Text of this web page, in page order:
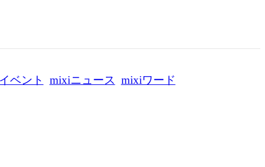
イベント mixiニュース mixiワード